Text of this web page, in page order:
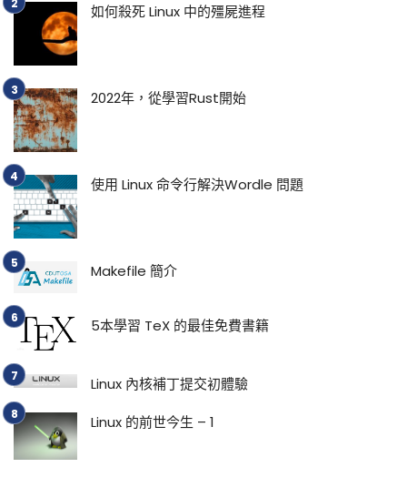
如何殺死 Linux 中的殭屍進程
2022年，從學習Rust開始
使用 Linux 命令行解決Wordle 問題
Makefile 簡介
5本學習 TeX 的最佳免費書籍
Linux 內核補丁提交初體驗
Linux 的前世今生 – 1